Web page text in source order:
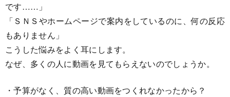
です……」
「ＳＮＳやホームページで案内をしているのに、何の反応
もありません」
こうした悩みをよく耳にします。
なぜ、多くの人に動画を見てもらえないのでしょうか。
・予算がなく、質の高い動画をつくれなかったから？